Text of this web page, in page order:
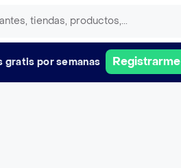
gratis por semanas Registrarme